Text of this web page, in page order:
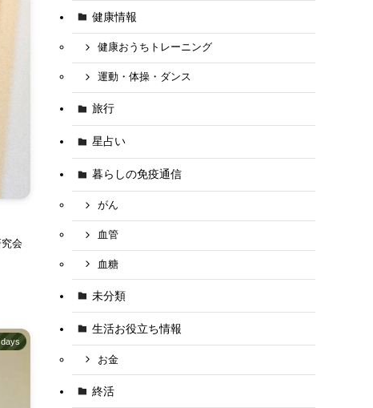
会
健康情報
健康おうちトレーニング
運動・体操・ダンス
旅行
星占い
暮らしの免疫通信
がん
血管
血糖
未分類
生活お役立ち情報
お金
終活